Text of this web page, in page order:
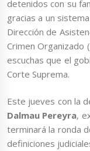
detenidos con su
gracias a un
Dirección de
Crimen Organizado
escuchas que el
Corte Suprema.
Este jueves con la
Dalmau Pereyra,
terminará la ronda
definiciones